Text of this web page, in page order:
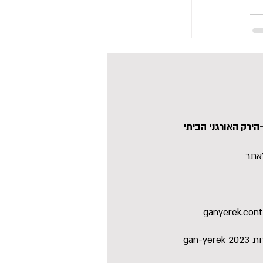
הירק האורגני הביתי
כל הזכויות שמורות gan-yerek 2023